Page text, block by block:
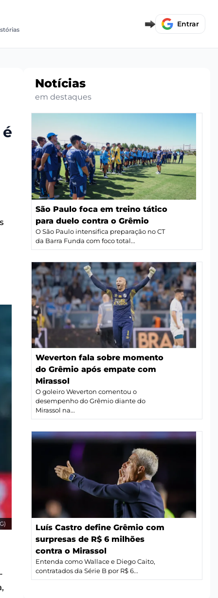
Entrar
Notícias
em destaques
São Paulo foca em treino tático
para duelo contra o Grêmio
O São Paulo intensifica preparação no CT
da Barra Funda com foco total...
Weverton fala sobre momento
do Grêmio após empate com
Mirassol
O goleiro Weverton comentou o
desempenho do Grêmio diante do
Mirassol na...
Luís Castro define Grêmio com
surpresas de R$ 6 milhões
contra o Mirassol
Entenda como Wallace e Diego Caito,
contratados da Série B por R$ 6...